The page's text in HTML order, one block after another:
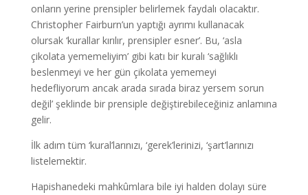
onların yerine prensipler belirlemek faydalı olacaktır.
Christopher Fairburn’un yaptığı ayrımı kullanacak
olursak ‘kurallar kırılır, prensipler esner’. Bu, ‘asla
çikolata yememeliyim’ gibi katı bir kuralı ‘sağlıklı
beslenmeyi ve her gün çikolata yememeyi
hedefliyorum ancak arada sırada biraz yersem sorun
değil’ şeklinde bir prensiple değiştirebileceğiniz anlamına
gelir.
İlk adım tüm ‘kural’larınızı, ‘gerek’lerinizi, ‘şart’larınızı
listelemektir.
Hapishanedeki mahkûmlara bile iyi halden dolayı süre